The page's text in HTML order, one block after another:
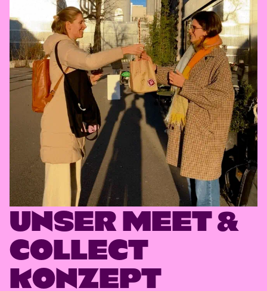
UNSER MEET &
COLLECT
KONZEPT